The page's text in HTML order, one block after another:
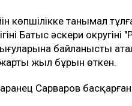
көпшілікке танымал
Батыс әскери
байланысты
жарты жыл бұрын өткен.
Сарваров басқарған